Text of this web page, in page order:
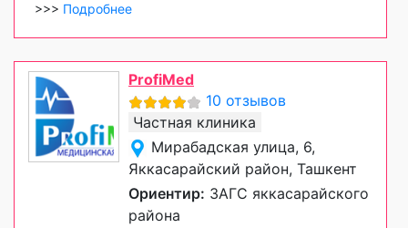
>>> Подробнее
ProfiMed
10 отзывов
Частная клиника
Мирабадская улица, 6,
Яккасарайский район, Ташкент
Ориентир: ЗАГС яккасарайского
района